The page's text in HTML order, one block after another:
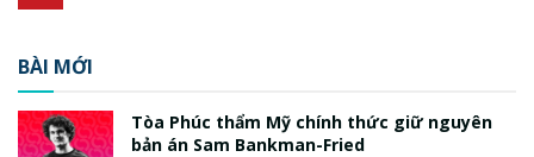
BÀI MỚI
Tòa Phúc thẩm Mỹ chính thức giữ nguyên
bản án Sam Bankman-Fried